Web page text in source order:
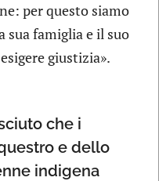
per questo siamo
sua famiglia e il suo
giustizia».
che i
e dello
indigena